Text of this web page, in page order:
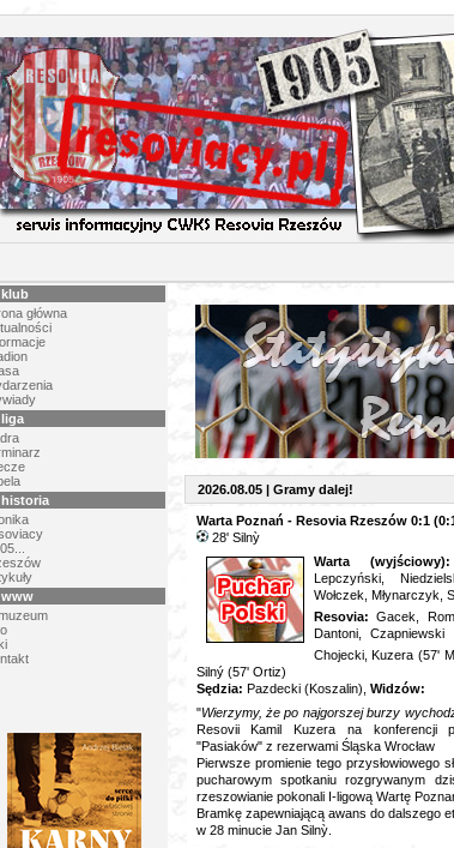
klub
główna
liga
historia
www
2026.08.05 | Gramy dalej!
Warta Poznań - Resovia Rzeszów 0:1
28' Silnỳ
Warta(wyjściowy):
Lepczyński,
Wołczek, Młynarczyk,
Resovia: Gacek,
Dantoni,
Chojecki, Kuzera (57'
Silný (57' Ortiz)
Sędzia: Pazdecki (Koszalin), Widzów:
"Wierzymy, że po najgorszej burzy
Resovii Kamil Kuzera na konferencji
"Pasiaków" z rezerwami Śląska Wrocław
Pierwsze promienie tego przysłowiowego
pucharowym spotkaniu rozgrywanym
rzeszowianie pokonali I-ligową Wartę
Bramkę zapewniającą awans do dalszego
w 28 minucie Jan Silnỳ.